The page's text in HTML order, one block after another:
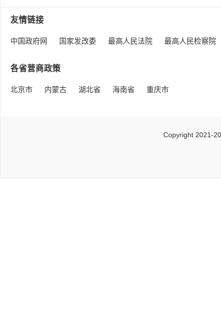
友情链接
中国政府网 国家发改委 最高人民法院 最高人民检察院
各省营商政策
北京市 内蒙古 湖北省 海南省 重庆市
Copyright 2021-